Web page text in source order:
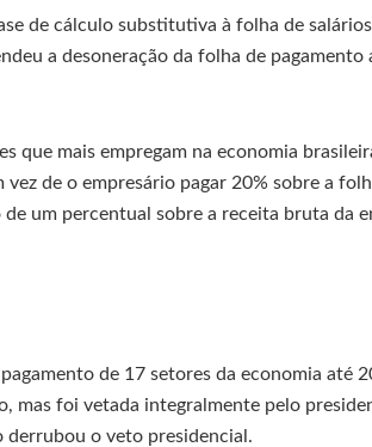
de cálculo substitutiva à folha de
a desoneração da folha de pagamento
que mais empregam na economia
vez de o empresário pagar 20% sobre a
um percentual sobre a receita bruta da
de 17 setores da economia até
mas foi vetada integralmente pelo
derrubou o veto presidencial.